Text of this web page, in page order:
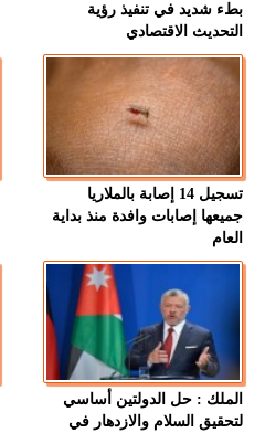
بطء شديد في تنفيذ رؤية
التحديث الاقتصادي
تسجيل 14 إصابة بالملاريا
جميعها إصابات وافدة منذ بداية
العام
الملك : حل الدولتين أساسي
لتحقيق السلام والازدهار في